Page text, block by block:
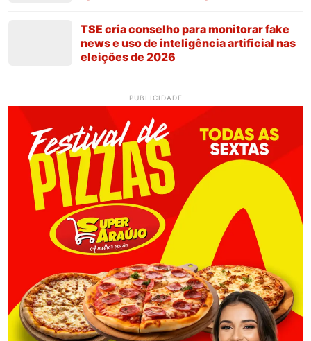
TSE cria conselho para monitorar fake
news e uso de inteligência artificial nas
eleições de 2026
PUBLICIDADE